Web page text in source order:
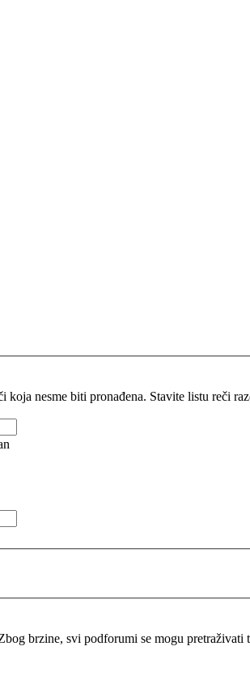
koja nesme biti pronađena. Stavite listu reči
brzine, svi podforumi se mogu